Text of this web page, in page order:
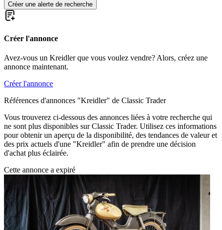
Créer une alerte de recherche
Créer l'annonce
Avez-vous un Kreidler que vous voulez vendre? Alors, créez une
annonce maintenant.
Créer l'annonce
Références d'annonces "Kreidler" de Classic Trader
Vous trouverez ci-dessous des annonces liées à votre recherche qui
ne sont plus disponibles sur Classic Trader. Utilisez ces informations
pour obtenir un aperçu de la disponibilité, des tendances de valeur et
des prix actuels d'une "Kreidler" afin de prendre une décision
d'achat plus éclairée.
Cette annonce a expiré